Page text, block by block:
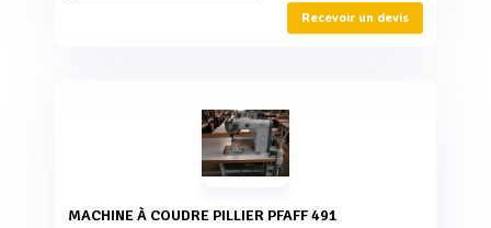
Recevoir un devis
MACHINE À COUDRE PILLIER PFAFF 491